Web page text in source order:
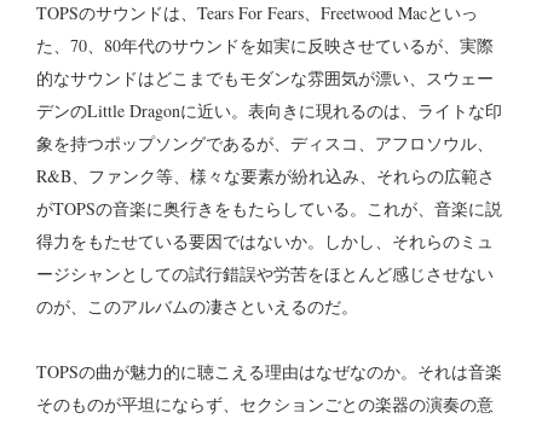
TOPSのサウンドは、Tears For Fears、Freetwood Macといっ
た、70、80年代のサウンドを如実に反映させているが、実際
的なサウンドはどこまでもモダンな雰囲気が漂い、スウェー
デンのLittle Dragonに近い。表向きに現れるのは、ライトな印
象を持つポップソングであるが、ディスコ、アフロソウル、
R&B、ファンク等、様々な要素が紛れ込み、それらの広範さ
がTOPSの音楽に奥行きをもたらしている。これが、音楽に説
得力をもたせている要因ではないか。しかし、それらのミュ
ージシャンとしての試行錯誤や労苦をほとんど感じさせない
のが、このアルバムの凄さといえるのだ。
TOPSの曲が魅力的に聴こえる理由はなぜなのか。それは音楽
そのものが平坦にならず、セクションごとの楽器の演奏の意